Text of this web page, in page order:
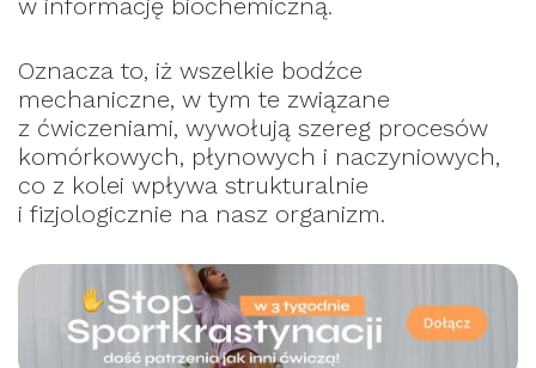
w informację biochemiczną.
Oznacza to, iż wszelkie bodźce
mechaniczne, w tym te związane
z ćwiczeniami, wywołują szereg procesów
komórkowych, płynowych i naczyniowych,
co z kolei wpływa strukturalnie
i fizjologicznie na nasz organizm.